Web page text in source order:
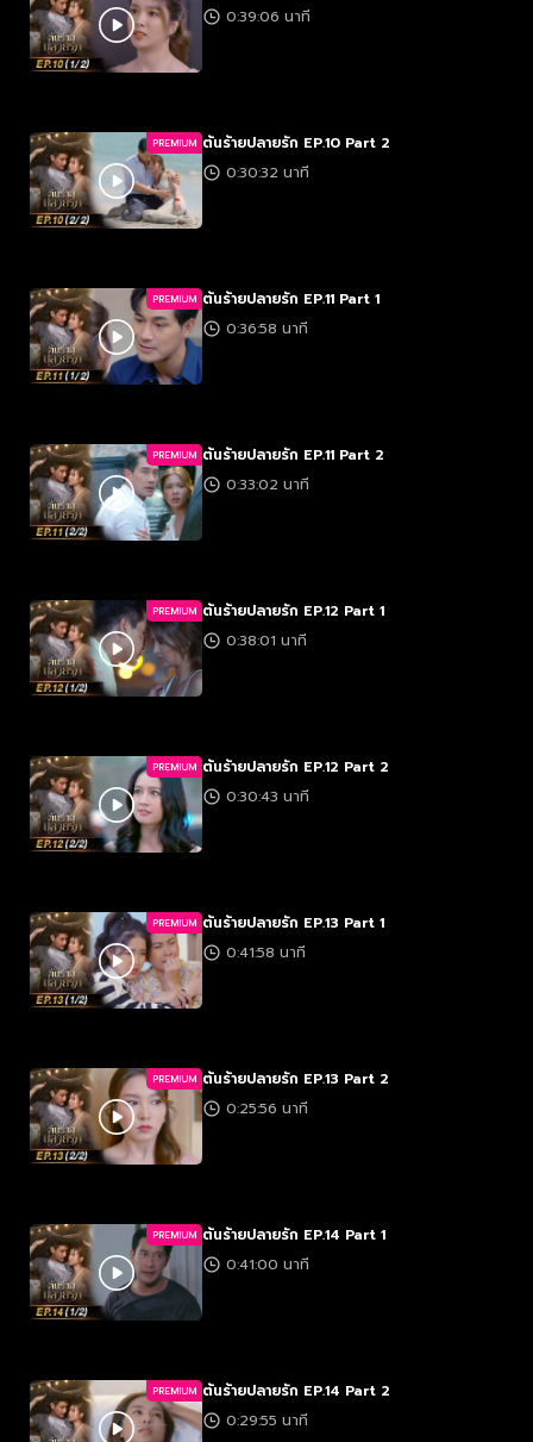
0:39:06 นาที
PREMIUM ต้นร้ายปลายรัก EP.10 Part 2
0:30:32 นาที
PREMIUM ต้นร้ายปลายรัก EP.11 Part 1
0:36:58 นาที
PREMIUM ต้นร้ายปลายรัก EP.11 Part 2
0:33:02 นาที
PREMIUM ต้นร้ายปลายรัก EP.12 Part 1
0:38:01 นาที
PREMIUM ต้นร้ายปลายรัก EP.12 Part 2
0:30:43 นาที
PREMIUM ต้นร้ายปลายรัก EP.13 Part 1
0:41:58 นาที
PREMIUM ต้นร้ายปลายรัก EP.13 Part 2
0:25:56 นาที
PREMIUM ต้นร้ายปลายรัก EP.14 Part 1
0:41:00 นาที
PREMIUM ต้นร้ายปลายรัก EP.14 Part 2
0:29:55 นาที